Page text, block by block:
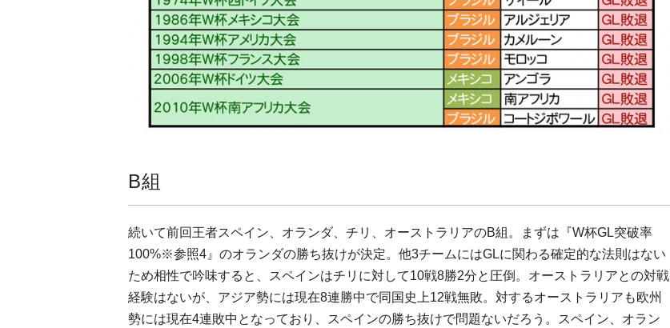
B組
続いて前回王者スペイン、オランダ、チリ、オーストラリアのB組。まずは『W杯GL突破率
100%※参照4』のオランダの勝ち抜けが決定。他3チームにはGLに関わる確定的な法則はない
ため相性で吟味すると、スペインはチリに対して10戦8勝2分と圧倒。オーストラリアとの対戦
経験はないが、アジア勢には現在8連勝中で同国史上12戦無敗。対するオーストラリアも欧州
勢には現在4連敗中となっており、スペインの勝ち抜けで問題ないだろう。スペイン、オラン